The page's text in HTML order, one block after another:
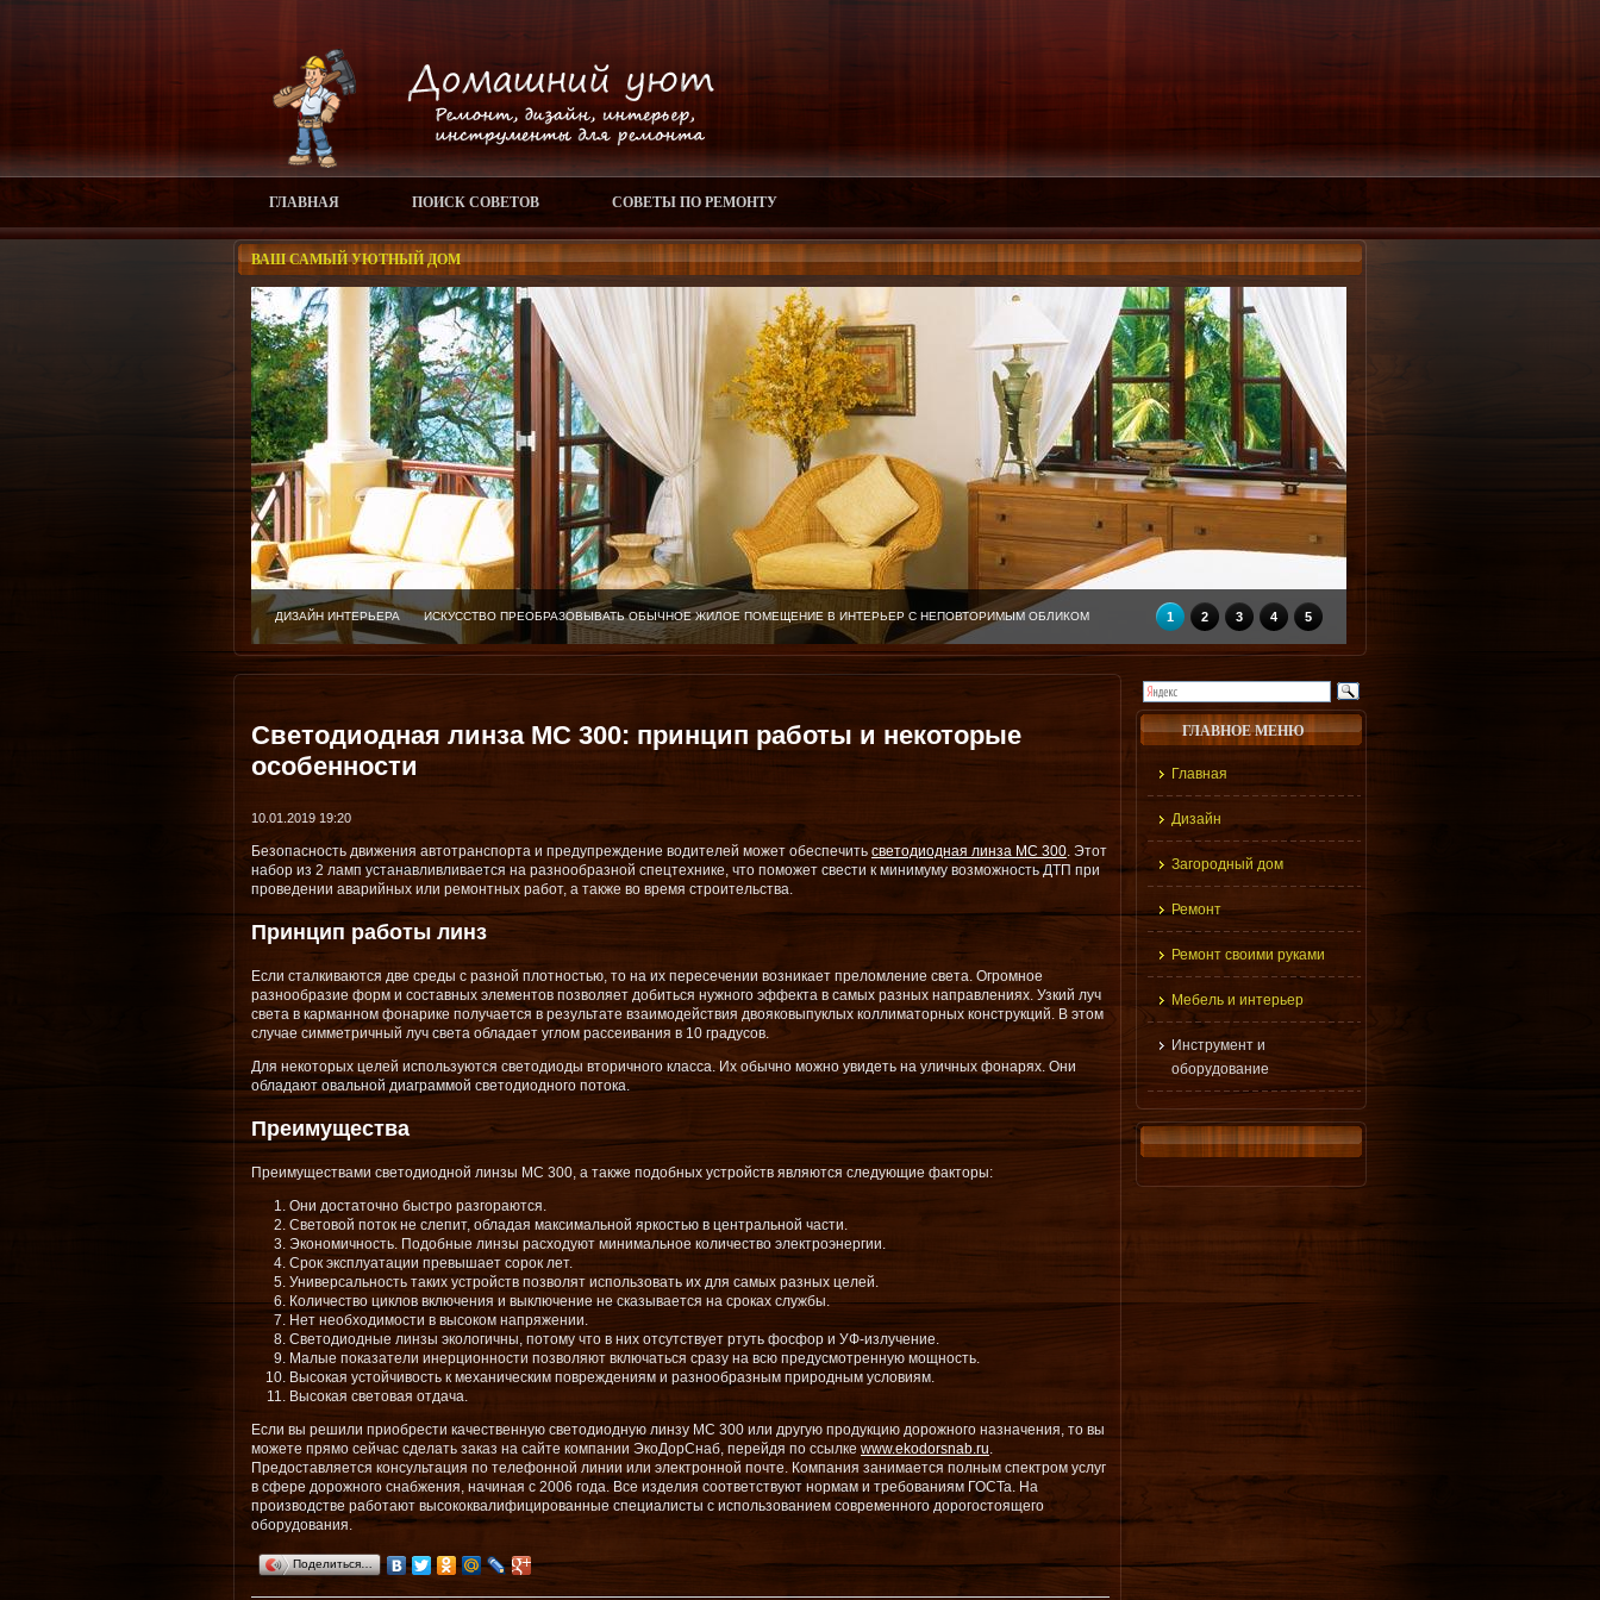
ГЛАВНАЯ ПОИСК СОВЕТОВ СОВЕТЫ ПО РЕМОНТУ
ВАШ САМЫЙ УЮТНЫЙ ДОМ
ДИЗАЙН ИНТЕРЬЕРА ИСКУССТВО ПРЕОБРАЗОВЫВАТЬ ОБЫЧНОЕ ЖИЛОЕ ПОМЕЩЕНИЕ В ИНТЕРЬЕР С НЕПОВТОРИМЫМ ОБЛИКОМ 1 2 3 4 5
Светодиодная линза МС 300: принцип работы и некоторые
особенности
10.01.2019 19:20
Безопасность движения автотранспорта и предупреждение водителей может обеспечить светодиодная линза МС 300. Этот
набор из 2 ламп устанавливливается на разнообразной спецтехнике, что поможет свести к минимуму возможность ДТП при
проведении аварийных или ремонтных работ, а также во время строительства.
Принцип работы линз
Если сталкиваются две среды с разной плотностью, то на их пересечении возникает преломление света. Огромное
разнообразие форм и составных элементов позволяет добиться нужного эффекта в самых разных направлениях. Узкий луч
света в карманном фонарике получается в результате взаимодействия двояковыпуклых коллиматорных конструкций. В этом
случае симметричный луч света обладает углом рассеивания в 10 градусов.
Для некоторых целей используются светодиоды вторичного класса. Их обычно можно увидеть на уличных фонарях. Они
обладают овальной диаграммой светодиодного потока.
Преимущества
Преимуществами светодиодной линзы МС 300, а также подобных устройств являются следующие факторы:
Они достаточно быстро разгораются.
Световой поток не слепит, обладая максимальной яркостью в центральной части.
Экономичность. Подобные линзы расходуют минимальное количество электроэнергии.
Срок эксплуатации превышает сорок лет.
Универсальность таких устройств позволят использовать их для самых разных целей.
Количество циклов включения и выключение не сказывается на сроках службы.
Нет необходимости в высоком напряжении.
Светодиодные линзы экологичны, потому что в них отсутствует ртуть фосфор и УФ-излучение.
Малые показатели инерционности позволяют включаться сразу на всю предусмотренную мощность.
Высокая устойчивость к механическим повреждениям и разнообразным природным условиям.
Высокая световая отдача.
Если вы решили приобрести качественную светодиодную линзу МС 300 или другую продукцию дорожного назначения, то вы
можете прямо сейчас сделать заказ на сайте компании ЭкоДорСнаб, перейдя по ссылке www.ekodorsnab.ru.
Предоставляется консультация по телефонной линии или электронной почте. Компания занимается полным спектром услуг
в сфере дорожного снабжения, начиная с 2006 года. Все изделия соответствуют нормам и требованиям ГОСТа. На
производстве работают высококвалифицированные специалисты с использованием современного дорогостоящего
оборудования.
Поделиться…
ГЛАВНОЕ МЕНЮ
Главная
Дизайн
Загородный дом
Ремонт
Ремонт своими руками
Мебель и интерьер
Инструмент и
оборудование